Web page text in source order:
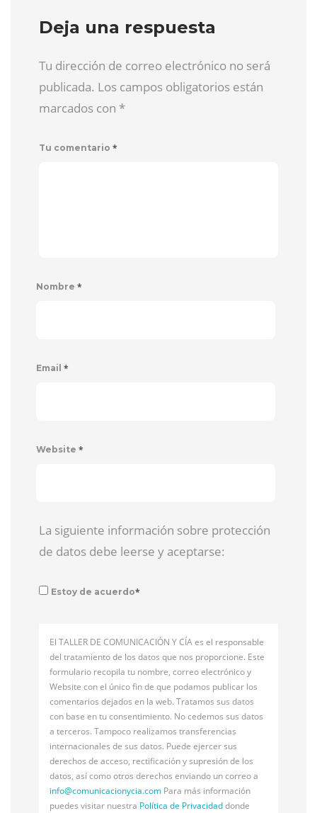
Deja una respuesta
Tu dirección de correo electrónico no será
publicada. Los campos obligatorios están
marcados con *
Tu comentario *
Nombre *
Email *
Website *
La siguiente información sobre protección
de datos debe leerse y aceptarse:
Estoy de acuerdo*
El TALLER DE COMUNICACIÓN Y CÍA es el responsable
del tratamiento de los datos que nos proporcione. Este
formulario recopila tu nombre, correo electrónico y
Website con el único fin de que podamos publicar los
comentarios dejados en la web. Tratamos sus datos
con base en tu consentimiento. No cedemos sus datos
a terceros. Tampoco realizamos transferencias
internacionales de sus datos. Puede ejercer sus
derechos de acceso, rectificación y supresión de los
datos, así como otros derechos enviando un correo a
info@comunicacionycia.com Para más información
puedes visitar nuestra Política de Privacidaddonde